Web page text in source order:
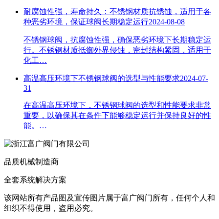
耐腐蚀性强，寿命持久：不锈钢材质抗锈蚀，适用于各
种恶劣环境，保证球阀长期稳定运行2024-08-08
不锈钢球阀，抗腐蚀性强，确保恶劣环境下长期稳定运
行。不锈钢材质抵御外界侵蚀，密封结构紧固，适用于
化工…
高温高压环境下不锈钢球阀的选型与性能要求2024-07-
31
在高温高压环境下，不锈钢球阀的选型和性能要求非常
重要，以确保其在条件下能够稳定运行并保持良好的性
能。…
品质机械制造商
全套系统解决方案
该网站所有产品图及宣传图片属于富广阀门所有，任何个人和
组织不得使用，盗用必究。